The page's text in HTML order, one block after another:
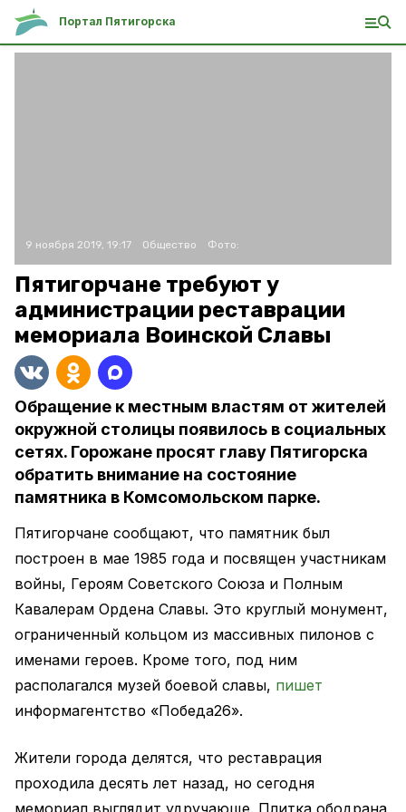
Портал Пятигорска
9 ноября 2019, 19:17 Общество Фото:
Пятигорчане требуют у
администрации реставрации
мемориала Воинской Славы
Обращение к местным властям от жителей
окружной столицы появилось в социальных
сетях. Горожане просят главу Пятигорска
обратить внимание на состояние
памятника в Комсомольском парке.
Пятигорчане сообщают, что памятник был
построен в мае 1985 года и посвящен участникам
войны, Героям Советского Союза и Полным
Кавалерам Ордена Славы. Это круглый монумент,
ограниченный кольцом из массивных пилонов с
именами героев. Кроме того, под ним
располагался музей боевой славы, пишет
информагентство «Победа26».
Жители города делятся, что реставрация
проходила десять лет назад, но сегодня
мемориал выглядит удручающе. Плитка ободрана,